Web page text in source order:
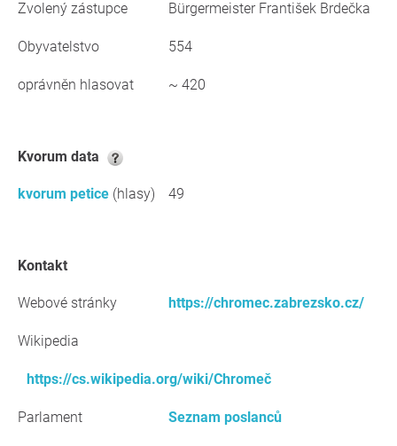
Zvolený zástupce Bürgermeister František Brdečka
Obyvatelstvo 554
oprávněn hlasovat ~ 420
kvorum data
kvorum petice (hlasy) 49
kontakt
Webové stránky https://chromec.zabrezsko.cz/
Wikipedia
https://cs.wikipedia.org/wiki/Chromeč
Parlament Seznam poslanců